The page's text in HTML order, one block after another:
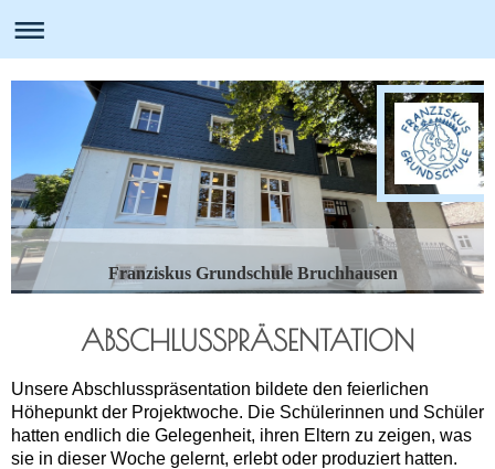
Franziskus Grundschule Bruchhausen
ABSCHLUSSPRÄSENTATION
Unsere Abschlusspräsentation bildete den feierlichen
Höhepunkt der Projektwoche. Die Schülerinnen und Schüler
hatten endlich die Gelegenheit, ihren Eltern zu zeigen, was
sie in dieser Woche gelernt, erlebt oder produziert hatten.